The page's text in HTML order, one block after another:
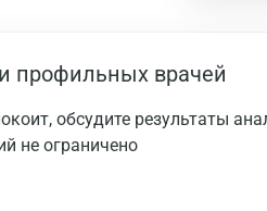
профильных врачей
обсудите результаты
не ограничено